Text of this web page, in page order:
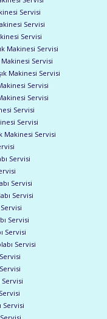
Servisi
Servisi
Servisi
Makinesi Servisi
Makinesi Servisi
Makinesi Servisi
Servisi
Servisi
Servisi
Servisi
Makinesi Servisi
Servisi
Servisi
Servisi
Servisi
Servisi
Servisi
Servisi
Servisi